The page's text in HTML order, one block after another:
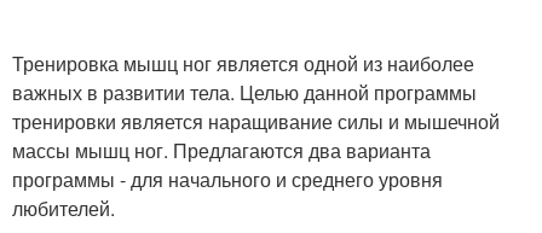
Тренировка мышц ног является одной из наиболее
важных в развитии тела. Целью данной программы
тренировки является наращивание силы и мышечной
массы мышц ног. Предлагаются два варианта
программы - для начального и среднего уровня
любителей.